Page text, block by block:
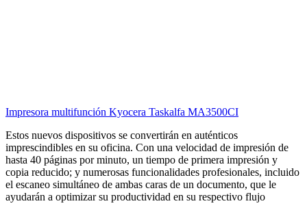
Impresora multifunción Kyocera Taskalfa MA3500CI
Estos nuevos dispositivos se convertirán en auténticos
imprescindibles en su oficina. Con una velocidad de impresión de
hasta 40 páginas por minuto, un tiempo de primera impresión y
copia reducido; y numerosas funcionalidades profesionales, incluido
el escaneo simultáneo de ambas caras de un documento, que le
ayudarán a optimizar su productividad en su respectivo flujo